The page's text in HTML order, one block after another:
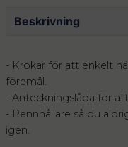
Beskrivning
- Krokar för att enkelt
föremål.
- Anteckningslåda för
- Pennhållare så du
igen.